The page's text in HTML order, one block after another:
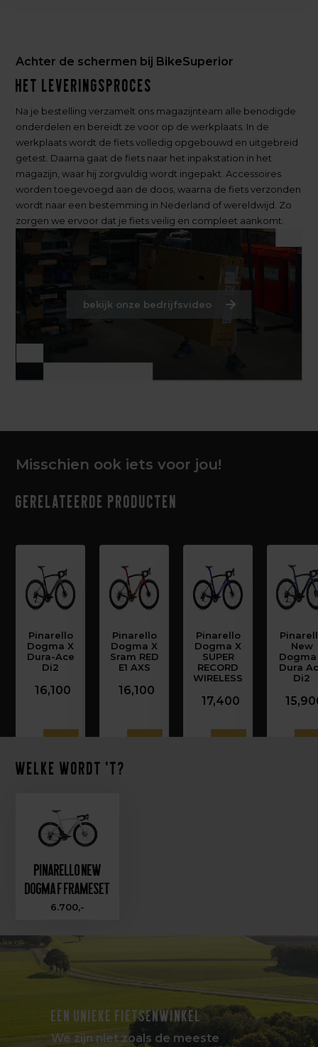
Achter de schermen bij BikeSuperior
Het leveringsproces
Na je bestelling verzamelt ons magazijnteam alle benodigde
onderdelen en bereidt ze voor op de werkplaats. In de
werkplaats wordt de fiets volledig opgebouwd en uitgebreid
getest. Daarna gaat de fiets naar het inpakstation in het
magazijn, waar hij zorgvuldig wordt ingepakt. Accessoires
worden toegevoegd aan de doos, waarna de fiets verzonden
wordt naar een bestemming in Nederland of wereldwijd. Zo
zorgen we ervoor dat je fiets veilig en compleet aankomt.
bekijk onze bedrijfsvideo
Misschien ook iets voor jou!
Gerelateerde producten
Pinarello
Dogma X
Dura-Ace
Di2
16,100
Pinarello
Dogma X
Sram RED
E1 AXS
16,100
Pinarello
Dogma X
SUPER
RECORD
WIRELESS
17,400
New
Dogma
Dura
Di2
Welke wordt 't?
Pinarello New
Dogma F Frameset
6.700,-
EEN UNIEKE FIETSENWINKEL
We zijn niet zoals de meeste